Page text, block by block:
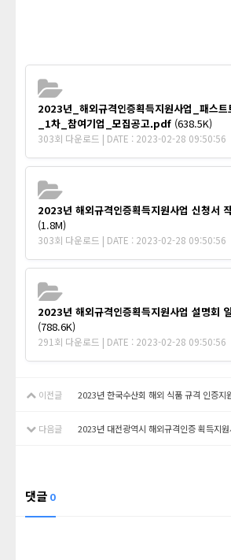
2023년_해외규격인증획득지원사업_패스
_1차_참여기업_모집공고.pdf (638.5K)
303회 다운로드 | DATE : 2023-02-28 09:50:56
2023년 해외규격인증획득지원사업 신청서
(1.8M)
303회 다운로드 | DATE : 2023-02-28 09:50:56
2023년 해외규격인증획득지원사업 설명회
(788.6K)
291회 다운로드 | DATE : 2023-02-28 09:50:56
이전글 2023년 한국수산회 해외 식품 규격 인증지
다음글
2023년 대전광역시 해외규격인증 획득지
댓글 0